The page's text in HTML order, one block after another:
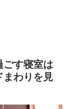
ごす寝室は
まわりを見